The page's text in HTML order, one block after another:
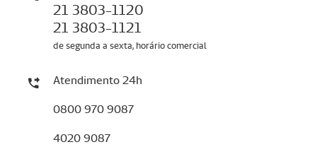
21 3803-1120
21 3803-1121
de segunda a sexta, horário comercial
Atendimento 24h
0800 970 9087
4020 9087